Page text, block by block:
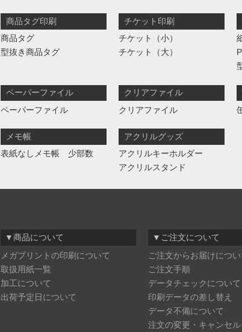
商品タグ印刷
商品タグ
型抜き商品タグ
チケット印刷
チケット（小）
チケット（大）
ペーパーファイル
ペーパーファイル
クリアファイル
クリアファイル
メモ帳
表紙なしメモ帳 少部数
アクリルグッズ
アクリルキーホルダー
アクリルスタンド
▼商品について
メガプリントの印刷について
取扱用紙一覧
加工について
出荷予定日について
▼ご注文について
ご注文からお届けについ
ご注文手順
データチェックについて
印刷データの差し替え
データ不備について
注文の変更・キャンセル